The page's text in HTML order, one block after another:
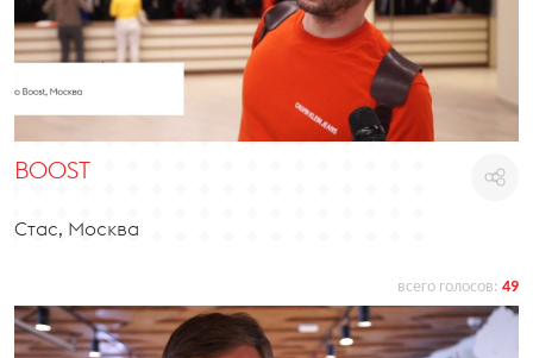
BOOST
Стас, Москва
всего голосов: 49